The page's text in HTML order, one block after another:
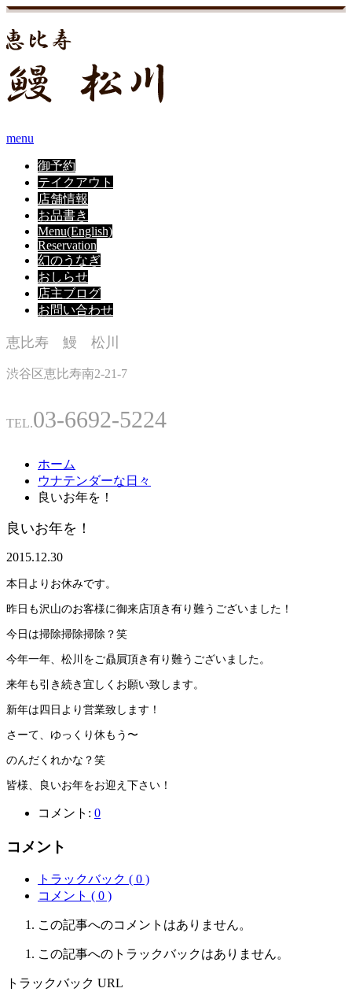
menu
御予約
テイクアウト
店舗情報
お品書き
Menu(English)
Reservation
幻のうなぎ
おしらせ
店主ブログ
お問い合わせ
恵比寿 鰻 松川
渋谷区恵比寿南2-21-7
TEL.03-6692-5224
ホーム
ウナテンダーな日々
良いお年を！
良いお年を！
2015.12.30
本日よりお休みです。
昨日も沢山のお客様に御来店頂き有り難うございました！
今日は掃除掃除掃除？笑
今年一年、松川をご贔屓頂き有り難うございました。
来年も引き続き宜しくお願い致します。
新年は四日より営業致します！
さーて、ゆっくり休もう〜
のんだくれかな？笑
皆様、良いお年をお迎え下さい！
コメント: 0
コメント
トラックバック ( 0 )
コメント ( 0 )
この記事へのコメントはありません。
この記事へのトラックバックはありません。
トラックバック URL